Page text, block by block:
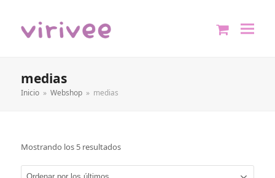
medias
Inicio » Webshop » medias
Mostrando los 5 resultados